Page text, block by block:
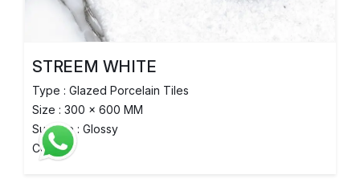
STREEM WHITE
Type : Glazed Porcelain Tiles
Size : 300 x 600 MM
Surface : Glossy
Color :